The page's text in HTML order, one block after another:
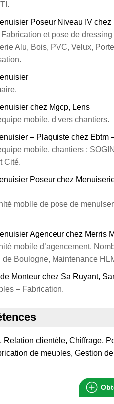
Poseur Niveau IV
et pose de dressing
Alu, Bois, PVC, Velux,
chez Mgcp, Lens
mobile, divers chantiers.
– Plaquiste chez Ebtm
mobile, chantiers :
Cité.
Poseur chez
mobile de pose de
Agenceur chez Merris
mobile d’agencement.
Boulogne, Maintenance
Monteur chez Sa Ruyant,
– Fabrication.
Relation clientèle, Chiffrage,
de meubles, Gestion